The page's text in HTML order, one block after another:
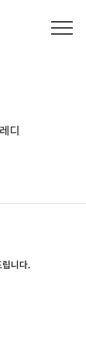
디
니다.